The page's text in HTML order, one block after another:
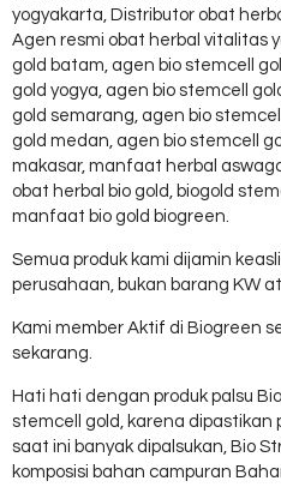
yogyakarta, Distributor obat
Agen resmi obat herbal vitalitas
gold batam, agen bio stemcell
gold yogya, agen bio stemcell
gold semarang, agen bio
gold medan, agen bio stemcell
makasar, manfaat herbal
obat herbal bio gold, biogold
manfaat bio gold biogreen.
Semua produk kami dijamin
perusahaan, bukan barang KW
Kami member Aktif di Biogreen
sekarang.
Hati hati dengan produk palsu
stemcell gold, karena dipastikan
saat ini banyak dipalsukan, Bio
komposisi bahan campuran